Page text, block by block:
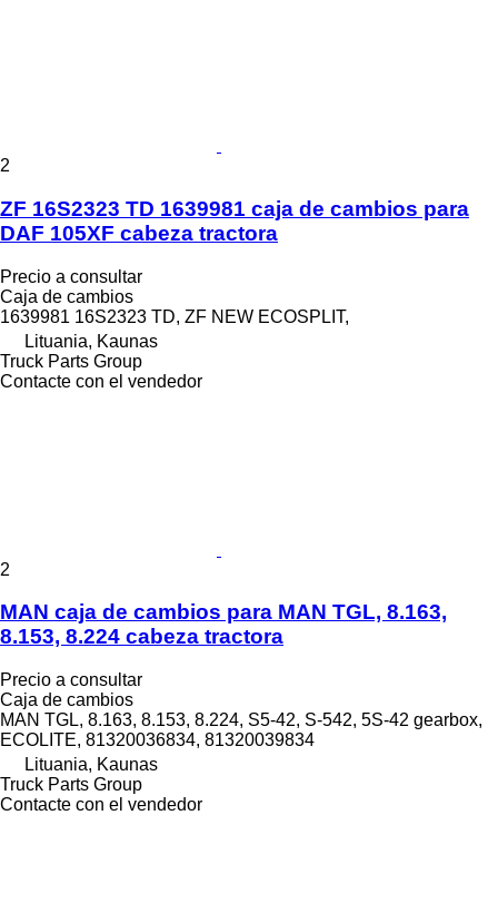
2
ZF 16S2323 TD 1639981 caja de cambios para
DAF 105XF cabeza tractora
Precio a consultar
Caja de cambios
1639981 16S2323 TD, ZF NEW ECOSPLIT,
Lituania, Kaunas
Truck Parts Group
Contacte con el vendedor
2
MAN caja de cambios para MAN TGL, 8.163,
8.153, 8.224 cabeza tractora
Precio a consultar
Caja de cambios
MAN TGL, 8.163, 8.153, 8.224, S5-42, S-542, 5S-42 gearbox,
ECOLITE, 81320036834, 81320039834
Lituania, Kaunas
Truck Parts Group
Contacte con el vendedor